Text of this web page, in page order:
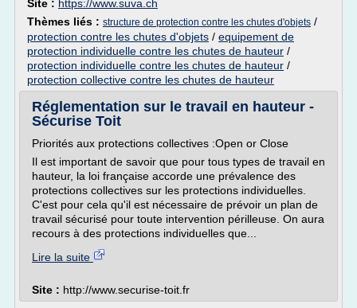
Site : https://www.suva.ch
Thèmes liés : structure de protection contre les chutes d'objets /
protection contre les chutes d'objets / equipement de
protection individuelle contre les chutes de hauteur /
protection individuelle contre les chutes de hauteur /
protection collective contre les chutes de hauteur
Réglementation sur le travail en hauteur -
Sécurise Toit
Priorités aux protections collectives :Open or Close
Il est important de savoir que pour tous types de travail en
hauteur, la loi française accorde une prévalence des
protections collectives sur les protections individuelles.
C'est pour cela qu'il est nécessaire de prévoir un plan de
travail sécurisé pour toute intervention périlleuse. On aura
recours à des protections individuelles que...
Lire la suite
Site : http://www.securise-toit.fr